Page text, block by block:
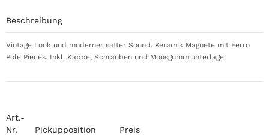
Art.-
Nr.
Pickupposition Preis
Beschreibung
Vintage Look und moderner satter Sound. Keramik Magnete mit Ferro
Pole Pieces. Inkl. Kappe, Schrauben und Moosgummiunterlage.